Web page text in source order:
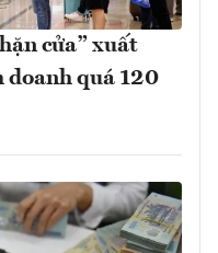
cửa” xuất
doanh quá 120